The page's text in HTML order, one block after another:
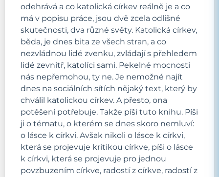
odehrává a co katolická církev reálně je a co
má v popisu práce, jsou dvě zcela odlišné
skutečnosti, dva různé světy. Katolická církev,
běda, je dnes bita ze všech stran, a co
nezvládnou lidé zvenku, zvládají s přehledem
lidé zevnitř, katolíci sami. Pekelné mocnosti
nás nepřemohou, ty ne. Je nemožné najít
dnes na sociálních sítích nějaký text, který by
chválil katolickou církev. A přesto, ona
potěšení potřebuje. Takže píši tuto knihu. Píši
ji o tématu, o kterém se dnes skoro nemluví:
o lásce k církvi. Avšak nikoli o lásce k církvi,
která se projevuje kritikou církve, píši o lásce
k církvi, která se projevuje pro jednou
povzbuzením církve, radostí z církve, radostí z